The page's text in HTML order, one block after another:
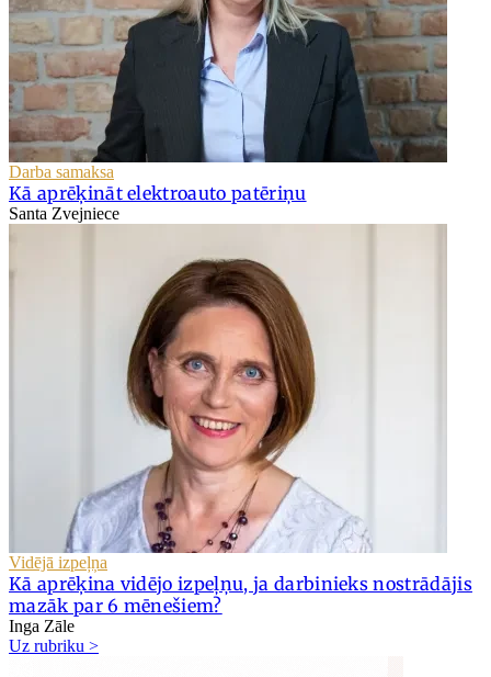
Darba samaksa
Kā aprēķināt elektroauto patēriņu
Santa Zvejniece
Vidējā izpeļņa
Kā aprēķina vidējo izpeļņu, ja darbinieks nostrādājis
mazāk par 6 mēnešiem?
Inga Zāle
Uz rubriku >